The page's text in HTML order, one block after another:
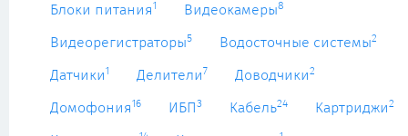
Блоки питания1 Видеокамеры8
Видеорегистраторы5 Водосточные системы2
Датчики1 Делители7 Доводчики2
Домофония16 ИБП 3 Кабель24 Картриджи2